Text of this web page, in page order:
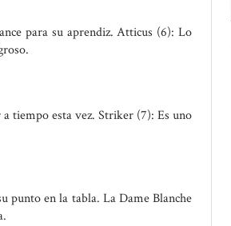
para su aprendiz. Atticus (6): Lo
tiempo esta vez. Striker (7): Es uno
punto en la tabla. La Dame Blanche